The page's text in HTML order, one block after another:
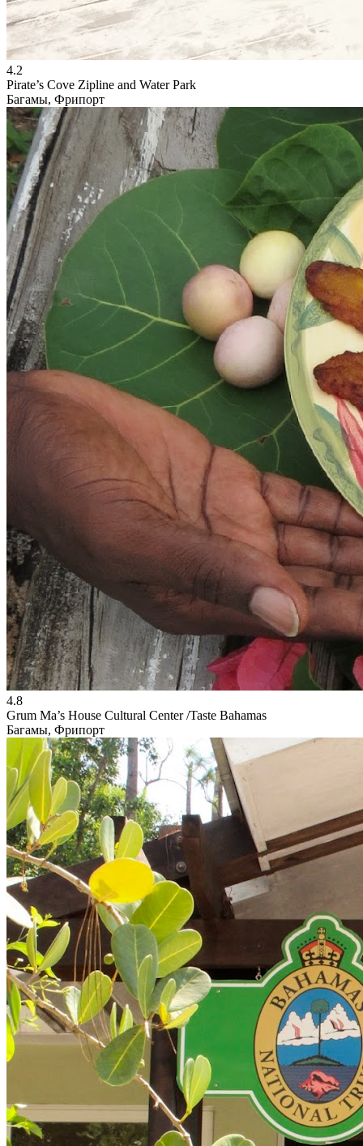
4.2
Pirate’s Cove Zipline and Water Park
Багамы, Фрипорт
4.8
Grum Ma’s House Cultural Center /Taste Bahamas
Багамы, Фрипорт